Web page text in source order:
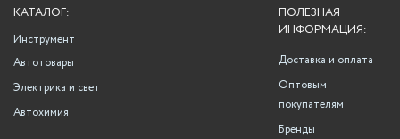
ПОЛЕЗНАЯ
ИНФОРМАЦИЯ:
Доставка и оплата
Оптовым
покупателям
Бренды
КАТАЛОГ:
Инструмент
Автотовары
Электрика и свет
Автохимия